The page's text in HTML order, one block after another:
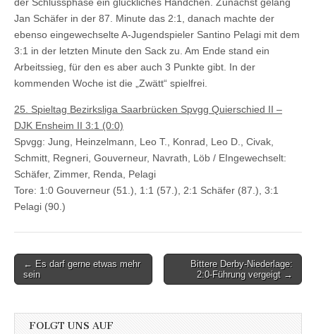
der Schlussphase ein glückliches Händchen. Zunächst gelang
Jan Schäfer in der 87. Minute das 2:1, danach machte der
ebenso eingewechselte A-Jugendspieler Santino Pelagi mit dem
3:1 in der letzten Minute den Sack zu. Am Ende stand ein
Arbeitssieg, für den es aber auch 3 Punkte gibt. In der
kommenden Woche ist die „Zwätt“ spielfrei.
25. Spieltag Bezirksliga Saarbrücken Spvgg Quierschied II –
DJK Ensheim II 3:1 (0:0)
Spvgg: Jung, Heinzelmann, Leo T., Konrad, Leo D., Civak,
Schmitt, Regneri, Gouverneur, Navrath, Löb / EIngewechselt:
Schäfer, Zimmer, Renda, Pelagi
Tore: 1:0 Gouverneur (51.), 1:1 (57.), 2:1 Schäfer (87.), 3:1
Pelagi (90.)
Post
navigation
← Es darf gerne etwas mehr
sein
Bittere Derby-Niederlage:
2:0-Führung vergeigt →
FOLGT UNS AUF